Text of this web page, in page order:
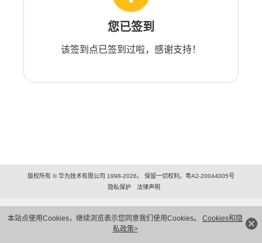
本站点使用Cookies，继续浏览表示您同意我们使用Cookies。 Cookies和隐
私政策>
您已签到
该签到点已签到过啦，感谢支持！
版权所有 © 华为技术有限公司 1998-2026。 保留一切权利。粤A2-20044005号
隐私保护
法律声明